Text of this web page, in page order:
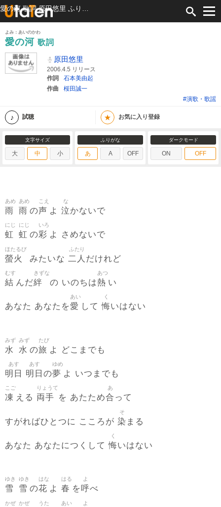
よみ：あいのかわ
愛の河 歌詞
原田悠里
2006.4.5 リリース
作詞
石本美由起
作曲
桜田誠一
#演歌・歌謡
試聴 ★ お気に入り登録
文字サイズ
大 中 小
ふりがな
あ A OFF
ダークモード
ON OFF
雨
あめ
雨
あめ
の声
こえ
よ 泣
な
かないで
虹
にじ
虹
にじ
の彩
いろ
よ さめないで
螢火
ほたるび
みたいな 二人
ふたり
だけれど
結
むす
んだ絆
きずな
の いのちは熱
あつ
い
あなた あなたを愛
あい
して悔
く
いはない
水
みず
水
みず
の旅
たび
よ どこまでも
明日
あす
明日
あす
の夢
ゆめ
よ いつまでも
凍
こご
える 両手
りょうて
を あたため合
あ
って
すがればひとつに こころが 染
そ
まる
あなた あなたにつくして悔
く
いはない
雪
ゆき
雪
ゆき
の花
はな
よ 春
はる
を呼
よ
べ
かぜ かぜ うた あい よ